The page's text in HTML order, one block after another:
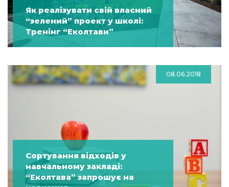
Як реалізувати свій власний
“зелений” проект у школі:
Тренінг “Еколтави”
08.06.2018
Сортування відходів у
навчальному закладі:
“Еколтава” запрошує на